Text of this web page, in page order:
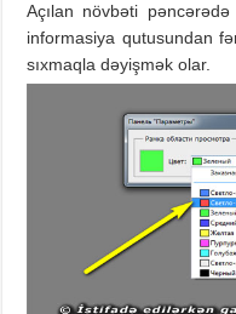
Açılan növbəti pəncərədə
informasiya qutusundan
sıxmaqla dəyişmək olar.